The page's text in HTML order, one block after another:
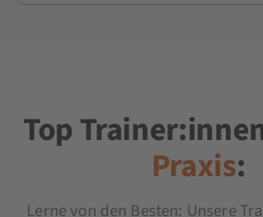
Top
Praxis:
Lerne von den Besten: Unsere